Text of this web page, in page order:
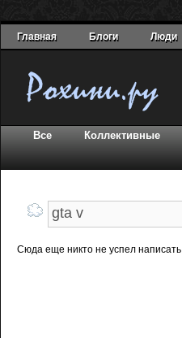
Главная Блоги Люди
Все Коллективные
Сюда еще никто не успел написать